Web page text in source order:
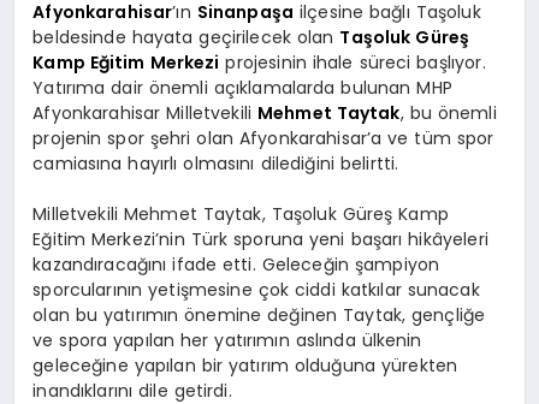
Afyonkarahisar’ın Sinanpaşa ilçesine bağlı Taşoluk
beldesinde hayata geçirilecek olan Taşoluk Güreş
Kamp Eğitim Merkezi projesinin ihale süreci başlıyor.
Yatırıma dair önemli açıklamalarda bulunan MHP
Afyonkarahisar Milletvekili Mehmet Taytak, bu önemli
projenin spor şehri olan Afyonkarahisar’a ve tüm spor
camiasına hayırlı olmasını dilediğini belirtti.
Milletvekili Mehmet Taytak, Taşoluk Güreş Kamp
Eğitim Merkezi’nin Türk sporuna yeni başarı hikâyeleri
kazandıracağını ifade etti. Geleceğin şampiyon
sporcularının yetişmesine çok ciddi katkılar sunacak
olan bu yatırımın önemine değinen Taytak, gençliğe
ve spora yapılan her yatırımın aslında ülkenin
geleceğine yapılan bir yatırım olduğuna yürekten
inandıklarını dile getirdi.